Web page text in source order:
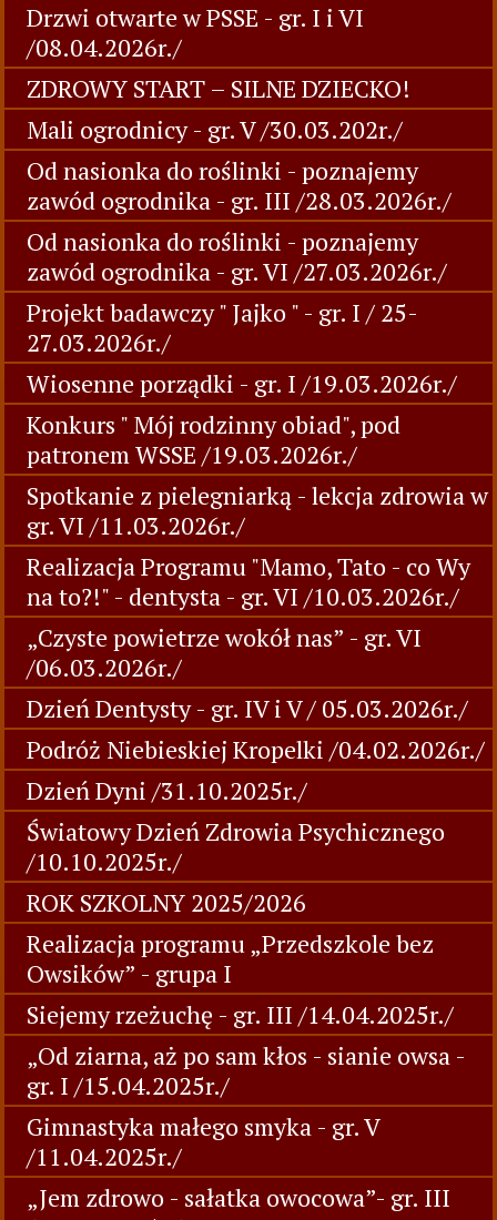
Drzwi otwarte w PSSE - gr. I i VI
/08.04.2026r./
ZDROWY START – SILNE DZIECKO!
Mali ogrodnicy - gr. V /30.03.202r./
Od nasionka do roślinki - poznajemy
zawód ogrodnika - gr. III /28.03.2026r./
Od nasionka do roślinki - poznajemy
zawód ogrodnika - gr. VI /27.03.2026r./
Projekt badawczy " Jajko " - gr. I / 25-
27.03.2026r./
Wiosenne porządki - gr. I /19.03.2026r./
Konkurs " Mój rodzinny obiad", pod
patronem WSSE /19.03.2026r./
Spotkanie z pielegniarką - lekcja zdrowia w
gr. VI /11.03.2026r./
Realizacja Programu "Mamo, Tato - co Wy
na to?!" - dentysta - gr. VI /10.03.2026r./
„Czyste powietrze wokół nas” - gr. VI
/06.03.2026r./
Dzień Dentysty - gr. IV i V / 05.03.2026r./
Podróż Niebieskiej Kropelki /04.02.2026r./
Dzień Dyni /31.10.2025r./
Światowy Dzień Zdrowia Psychicznego
/10.10.2025r./
ROK SZKOLNY 2025/2026
Realizacja programu „Przedszkole bez
Owsików” - grupa I
Siejemy rzeżuchę - gr. III /14.04.2025r./
„Od ziarna, aż po sam kłos - sianie owsa -
gr. I /15.04.2025r./
Gimnastyka małego smyka - gr. V
/11.04.2025r./
„Jem zdrowo - sałatka owocowa”- gr. III